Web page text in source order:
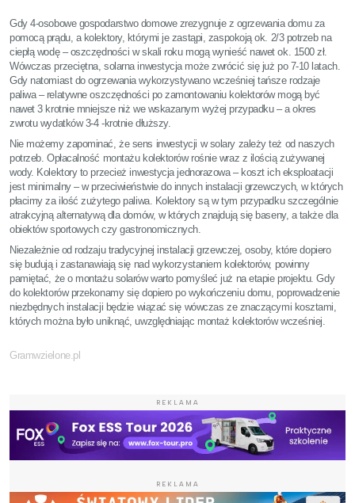
Gdy 4-osobowe gospodarstwo domowe zrezygnuje z ogrzewania domu za
pomocą prądu, a kolektory, którymi je zastąpi, zaspokoją ok. 2/3 potrzeb na
ciepłą wodę – oszczędności w skali roku mogą wynieść nawet ok. 1500 zł.
Wówczas przeciętna, solarna inwestycja może zwrócić się już po 7-10 latach.
Gdy natomiast do ogrzewania wykorzystywano wcześniej tańsze rodzaje
paliwa – relatywne oszczędności po zamontowaniu kolektorów mogą być
nawet 3 krotnie mniejsze niż we wskazanym wyżej przypadku – a okres
zwrotu wydatków 3-4 -krotnie dłuższy.
Nie możemy zapominać, że sens inwestycji w solary zależy też od naszych
potrzeb. Opłacalność montażu kolektorów rośnie wraz z ilością zużywanej
wody. Kolektory to przecież inwestycja jednorazowa – koszt ich eksploatacji
jest minimalny – w przeciwieństwie do innych instalacji grzewczych, w których
płacimy za ilość zużytego paliwa. Kolektory są w tym przypadku szczególnie
atrakcyjną alternatywą dla domów, w których znajdują się baseny, a także dla
obiektów sportowych czy gastronomicznych.
Niezależnie od rodzaju tradycyjnej instalacji grzewczej, osoby, które dopiero
się budują i zastanawiają się nad wykorzystaniem kolektorów, powinny
pamiętać, że o montażu solarów warto pomyśleć już na etapie projektu. Gdy
do kolektorów przekonamy się dopiero po wykończeniu domu, poprowadzenie
niezbędnych instalacji będzie wiązać się wówczas ze znaczącymi kosztami,
których można było uniknąć, uwzględniając montaż kolektorów wcześniej.
Gramwzielone.pl
REKLAMA
REKLAMA